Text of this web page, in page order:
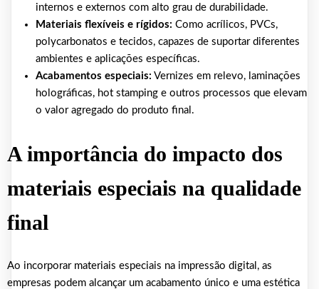
internos e externos com alto grau de durabilidade.
Materiais flexíveis e rígidos: Como acrílicos, PVCs,
polycarbonatos e tecidos, capazes de suportar diferentes
ambientes e aplicações específicas.
Acabamentos especiais: Vernizes em relevo, laminações
holográficas, hot stamping e outros processos que elevam
o valor agregado do produto final.
A importância do impacto dos
materiais especiais na qualidade
final
Ao incorporar materiais especiais na impressão digital, as
empresas podem alcançar um acabamento único e uma estética